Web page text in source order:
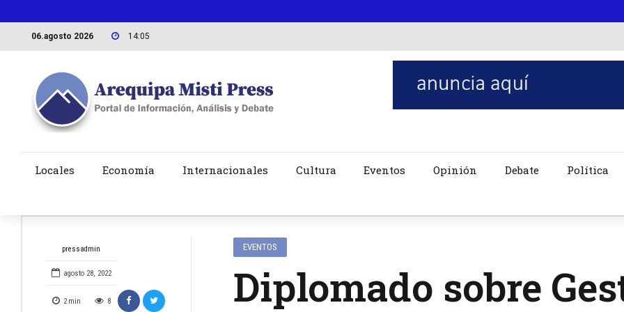
06.agosto 2026 14:05
Locales Economía Internacionales Cultura Eventos Opinión Debate Política
pressadmin
agosto 28, 2022
2 min 8
EVENTOS
Diplomado sobre